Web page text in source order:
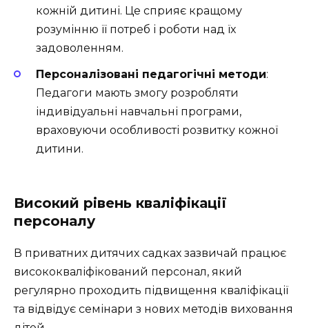
кожній дитині. Це сприяє кращому
розумінню її потреб і роботи над їх
задоволенням.
Персоналізовані педагогічні методи:
Педагоги мають змогу розробляти
індивідуальні навчальні програми,
враховуючи особливості розвитку кожної
дитини.
Високий рівень кваліфікації
персоналу
В приватних дитячих садках зазвичай працює
висококваліфікований персонал, який
регулярно проходить підвищення кваліфікації
та відвідує семінари з нових методів виховання